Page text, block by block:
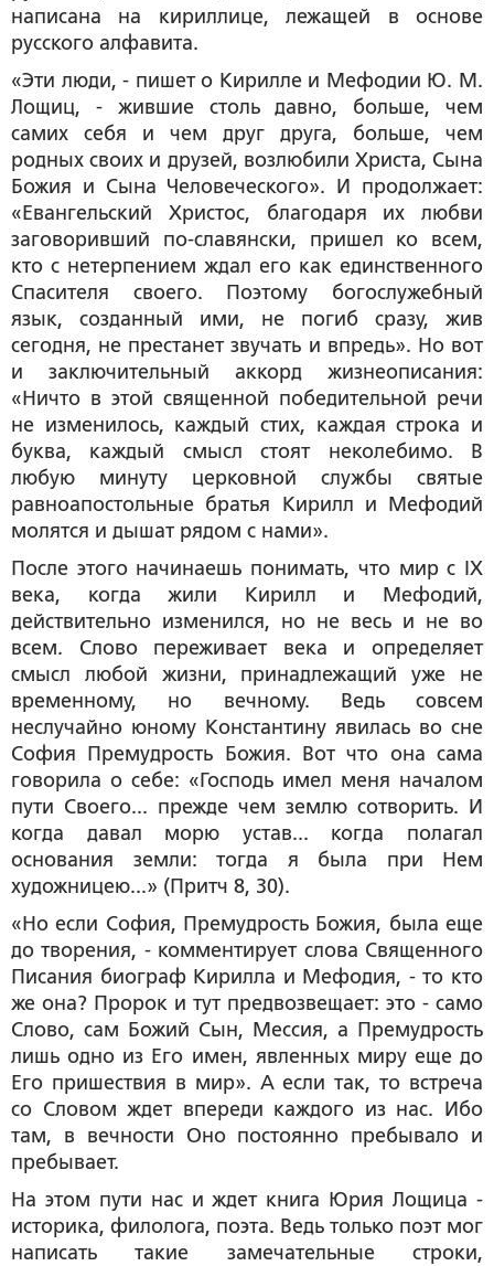
написана на кириллице, лежащей в основе
русского алфавита.
«Эти люди, - пишет о Кирилле и Мефодии Ю. М.
Лощиц, - жившие столь давно, больше, чем
самих себя и чем друг друга, больше, чем
родных своих и друзей, возлюбили Христа, Сына
Божия и Сына Человеческого». И продолжает:
«Евангельский Христос, благодаря их любви
заговоривший по-славянски, пришел ко всем,
кто с нетерпением ждал его как единственного
Спасителя своего. Поэтому богослужебный
язык, созданный ими, не погиб сразу, жив
сегодня, не престанет звучать и впредь». Но вот
и заключительный аккорд жизнеописания:
«Ничто в этой священной победительной речи
не изменилось, каждый стих, каждая строка и
буква, каждый смысл стоят неколебимо. В
любую минуту церковной службы святые
равноапостольные братья Кирилл и Мефодий
молятся и дышат рядом с нами».
После этого начинаешь понимать, что мир с IX
века, когда жили Кирилл и Мефодий,
действительно изменился, но не весь и не во
всем. Слово переживает века и определяет
смысл любой жизни, принадлежащий уже не
временному, но вечному. Ведь совсем
неслучайно юному Константину явилась во сне
София Премудрость Божия. Вот что она сама
говорила о себе: «Господь имел меня началом
пути Своего... прежде чем землю сотворить. И
когда давал морю устав... когда полагал
основания земли: тогда я была при Нем
художницею...» (Притч 8, 30).
«Но если София, Премудрость Божия, была еще
до творения, - комментирует слова Священного
Писания биограф Кирилла и Мефодия, - то кто
же она? Пророк и тут предвозвещает: это - само
Слово, сам Божий Сын, Мессия, а Премудрость
лишь одно из Его имен, явленных миру еще до
Его пришествия в мир». А если так, то встреча
со Словом ждет впереди каждого из нас. Ибо
там, в вечности Оно постоянно пребывало и
пребывает.
На этом пути нас и ждет книга Юрия Лощица -
историка, филолога, поэта. Ведь только поэт мог
написать такие замечательные строки,